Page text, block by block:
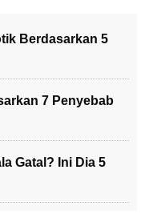
Berdasarkan 5
7 Penyebab
Gatal? Ini Dia 5